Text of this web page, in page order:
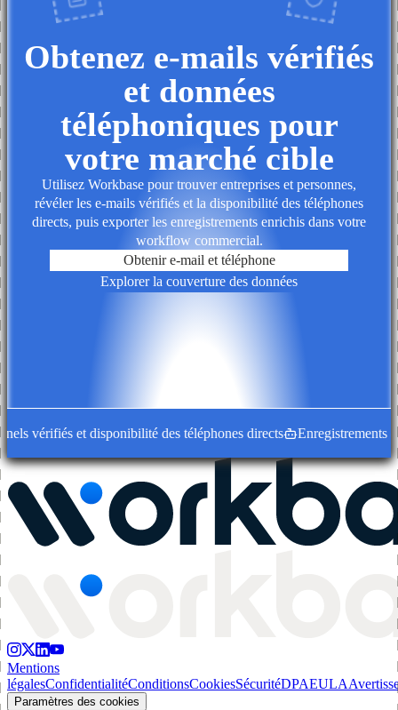
Obtenez e-mails vérifiés
et données
téléphoniques pour
votre marché cible
Utilisez Workbase pour trouver entreprises et personnes,
révéler les e-mails vérifiés et la disponibilité des téléphones
directs, puis exporter les enregistrements enrichis dans votre
workflow commercial.
Obtenir e-mail et téléphone
Explorer la couverture des données
vérifiés et disponibilité des téléphones directs Enregistrements
Mentions
légalesConfidentialitéConditionsCookiesSécuritéDPAEULA
Paramètres des cookies